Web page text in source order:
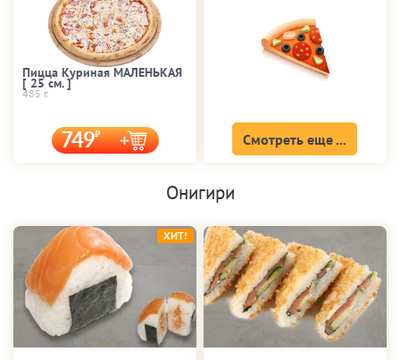
Пицца Куриная МАЛЕНЬКАЯ
[ 25 cм. ]
485 г.
749 Смотреть еще ...
Онигири
ХИТ!